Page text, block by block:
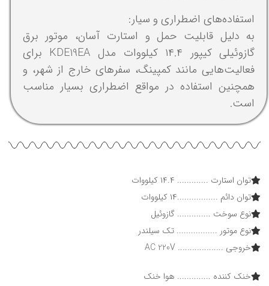
استفاده‌های اضطراری و سیار:
به دلیل قابلیت حمل و استارت آسان، موتور برق
گازوئیلی کیپور ۱۴.۴ کیلووات مدل KDE19EA برای
فعالیت‌هایی مانند کمپینگ، سفرهای خارج از شهر، و
همچنین استفاده در مواقع اضطراری بسیار مناسب
است.
توان استارت ............. ۱۴.۴ کیلووات
توان دائم .................۱۴ کیلووات
نوع سوخت .............. گازوئیل
نوع موتور ................. تک سیلندر
خروجی ................... AC 220V
خنک کننده .............. هوا خنک